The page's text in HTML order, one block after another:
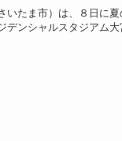
いたま市）は、８日に
デンシャルスタジアム大